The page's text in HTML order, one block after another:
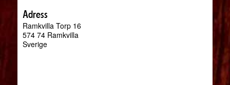
Adress
Ramkvilla Torp 16
574 74 Ramkvilla
Sverige